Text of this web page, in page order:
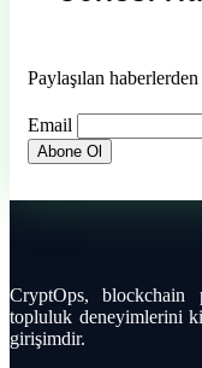
Paylaşılan
Email
CryptOps,
topluluk deneyimlerini
girişimdir.